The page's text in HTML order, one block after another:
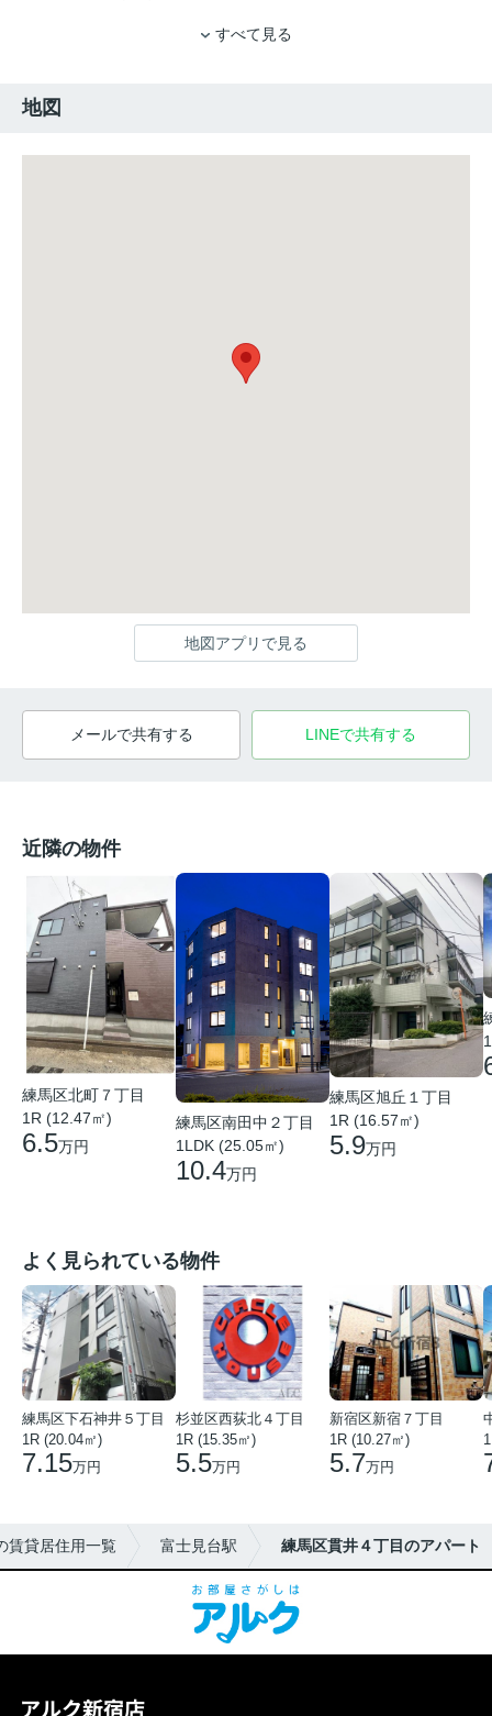
すべて見る
地図
地図アプリで見る
メールで共有する LINEで共有する
近隣の物件
練馬区北町７丁目
1R (12.47㎡)
6.5万円
練馬区南田中２丁目
1LDK (25.05㎡)
10.4万円
練馬区旭丘１丁目
1R (16.57㎡)
5.9万円
よく見られている物件
練馬区下石神井５丁目
1R (20.04㎡)
7.15万円
杉並区西荻北４丁目
1R (15.35㎡)
5.5万円
新宿区新宿７丁目
1R (10.27㎡)
5.7万円
賃貸居住用一覧 富士見台駅 練馬区貫井４丁目のアパート
アルク新宿店